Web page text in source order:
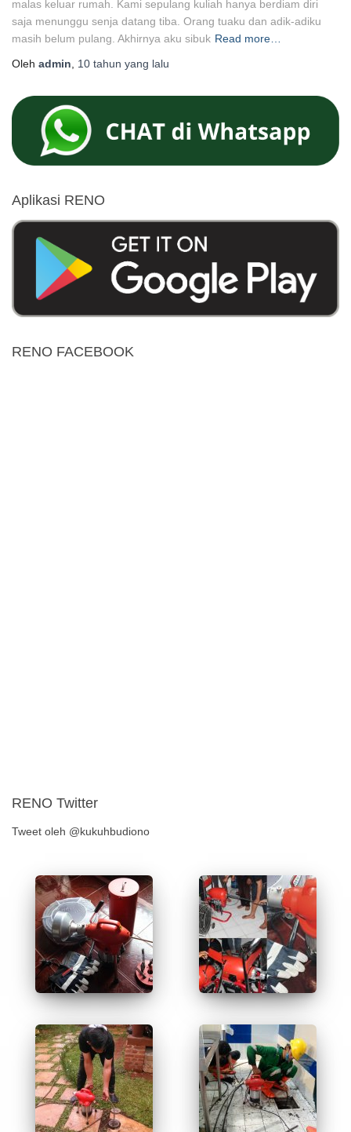
malas keluar rumah. Kami sepulang kuliah hanya berdiam diri
saja menunggu senja datang tiba. Orang tuaku dan adik-adiku
masih belum pulang. Akhirnya aku sibuk Read more…
Oleh admin 10 tahun yang lalu
Aplikasi RENO
RENO FACEBOOK
RENO Twitter
Tweet oleh @kukuhbudiono